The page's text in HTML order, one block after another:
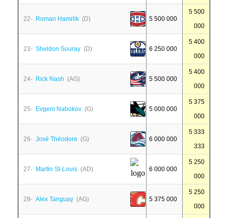
22- Roman Hamrlik (D) 5 500 000
5 500
000
23- Sheldon Souray (D) 6 250 000
5 400
000
24- Rick Nash (AG) 5 500 000
5 400
000
25- Evgeni Nabokov (G) 5 000 000
5 375
000
26- José Théodore (G) 6 000 000
5 333
333
27- Martin St-Louis (AD) 6 000 000
5 250
000
28- Alex Tanguay (AG) 5 375 000
5 250
000